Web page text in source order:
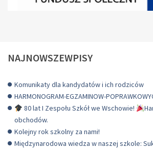
NAJNOWSZEWPISY
Komunikaty dla kandydatów i ich rodziców
HARMONOGRAM-EGZAMINOW-
80 lat I Zespołu Szkół we Wschowie!
obchodów.
Kolejny rok szkolny za nami!
Międzynarodowa wiedza w naszej szkole: